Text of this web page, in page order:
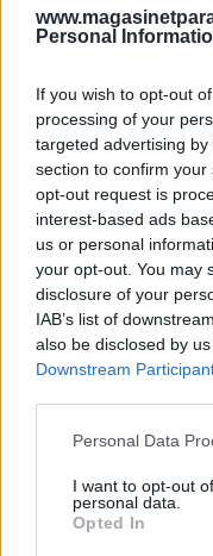
Personal
If you wish to opt-out
processing of your
targeted advertising
section to confirm
opt-out request is
interest-based ads
us or personal
your opt-out. You may
disclosure of your
IAB’s list of
also be disclosed by
Downstream
Personal Data
I want to opt-out
personal data.
Opted In
till fängelse enligt
”spridning av
Sent på
räddningstjänst,
adress utanför
mindre hus hade
– Det är en man
större än en
men han har haft
till Göteborgs-
Enligt uppgift ska
inte livshotande.
Ingen misstanke
Ett stort bråk
Järntorgeti